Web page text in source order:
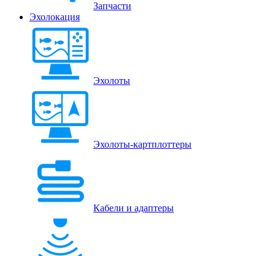
Запчасти
Эхолокация
Эхолоты
Эхолоты-картплоттеры
Кабели и адаптеры